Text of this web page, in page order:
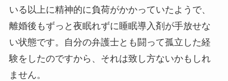
いる以上に精神的に負荷がかかっていたようで、
離婚後もずっと夜眠れずに睡眠導入剤が手放せな
い状態です。自分の弁護士とも闘って孤立した経
験をしたのですから、それは致し方ないかもしれ
ません。